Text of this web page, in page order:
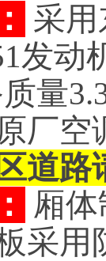
采用
发动
量
厂
道路
厢
采